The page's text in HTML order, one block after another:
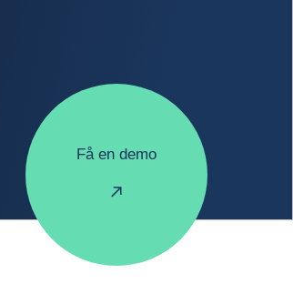
Få en demo